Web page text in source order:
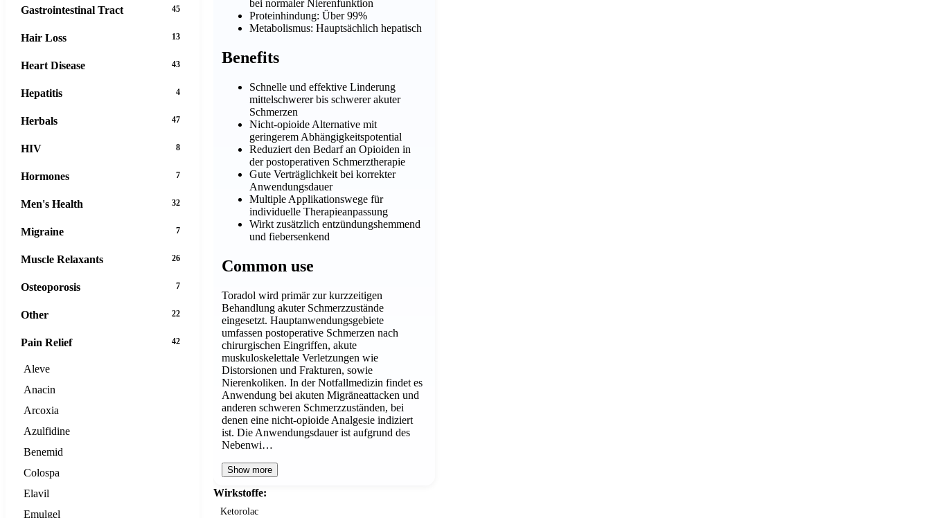
bei normaler Nierenfunktion
Proteinhindung: Über 99%
Metabolismus: Hauptsächlich hepatisch
Benefits
Schnelle und effektive Linderung
mittelschwerer bis schwerer akuter
Schmerzen
Nicht-opioide Alternative mit
geringerem Abhängigkeitspotential
Reduziert den Bedarf an Opioiden in
der postoperativen Schmerztherapie
Gute Verträglichkeit bei korrekter
Anwendungsdauer
Multiple Applikationswege für
individuelle Therapieanpassung
Wirkt zusätzlich entzündungshemmend
und fiebersenkend
Common use
Toradol wird primär zur kurzzeitigen
Behandlung akuter Schmerzzustände
eingesetzt. Hauptanwendungsgebiete
umfassen postoperative Schmerzen nach
chirurgischen Eingriffen, akute
muskuloskelettale Verletzungen wie
Distorsionen und Frakturen, sowie
Nierenkoliken. In der Notfallmedizin findet es
Anwendung bei akuten Migräneattacken und
anderen schweren Schmerzzuständen, bei
denen eine nicht-opioide Analgesie indiziert
ist. Die Anwendungsdauer ist aufgrund des
Nebenwi…
Show more
Wirkstoffe:
Ketorolac
Gastrointestinal Tract 45
Hair Loss 13
Heart Disease 43
Hepatitis 4
Herbals 47
HIV 8
Hormones 7
Men's Health 32
Migraine 7
Muscle Relaxants 26
Osteoporosis 7
Other 22
Pain Relief 42
Aleve
Anacin
Arcoxia
Azulfidine
Benemid
Colospa
Elavil
Emulgel